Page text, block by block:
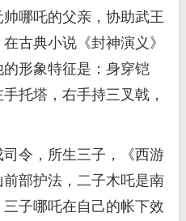
哪吒的父亲，协助武王
古典小说《封神演义》
形象特征是：身穿铠
托塔，右手持三叉戟，
令，所生三子，《西游
部护法，二子木吒是南
子哪吒在自己的帐下效